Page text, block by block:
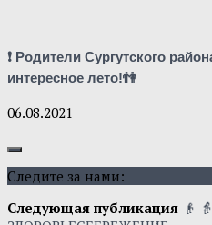
❗ Родители Сургутского
интересное лето!👫
06.08.2021
Следите за нами:
Следующая публикация 👴